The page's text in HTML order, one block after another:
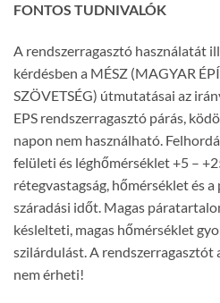
FONTOS TUDNIVALÓK
A rendszerragasztó használatát
kérdésben a MÉSZ (MAGYAR
SZÖVETSÉG) útmutatásai az
EPS rendszerragasztó párás,
napon nem használható.
felületi és léghőmérséklet +5 –
rétegvastagság, hőmérséklet és
száradási időt. Magas
késlelteti, magas hőmérséklet
szilárdulást. A rendszerragasztót
nem érheti!